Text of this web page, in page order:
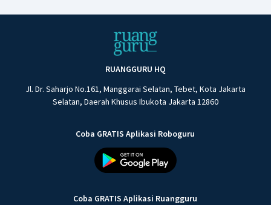
RUANGGURU HQ
Jl. Dr. Saharjo No.161, Manggarai Selatan, Tebet, Kota Jakarta
Selatan, Daerah Khusus Ibukota Jakarta 12860
Coba GRATIS Aplikasi Roboguru
Coba GRATIS Aplikasi Ruangguru